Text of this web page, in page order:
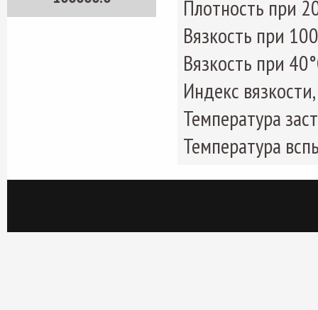
Плотность при
Вязкость при
Вязкость при
Индекс
Температура
Температура